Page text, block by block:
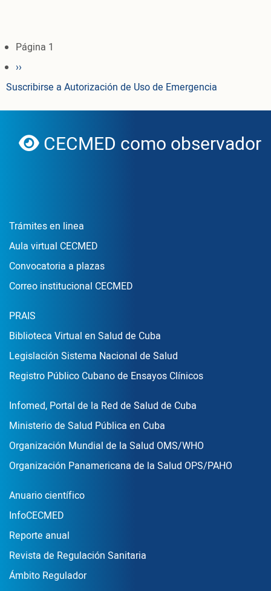
Paginación
Página 1
Siguiente página
››
Suscribirse a Autorización de Uso de Emergencia
globe
CECMED como observador
Enlace Footer1
Trámites en linea
Aula virtual CECMED
Convocatoria a plazas
Correo institucional CECMED
Enlace Footer2
PRAIS
Biblioteca Virtual en Salud de Cuba
Legislación Sistema Nacional de Salud
Registro Público Cubano de Ensayos Clínicos
Enlace Footer3
Infomed, Portal de la Red de Salud de Cuba
Ministerio de Salud Pública en Cuba
Organización Mundial de la Salud OMS/WHO
Organización Panamericana de la Salud OPS/PAHO
Publicaciones
Anuario científico
InfoCECMED
Reporte anual
Revista de Regulación Sanitaria
Ámbito Regulador